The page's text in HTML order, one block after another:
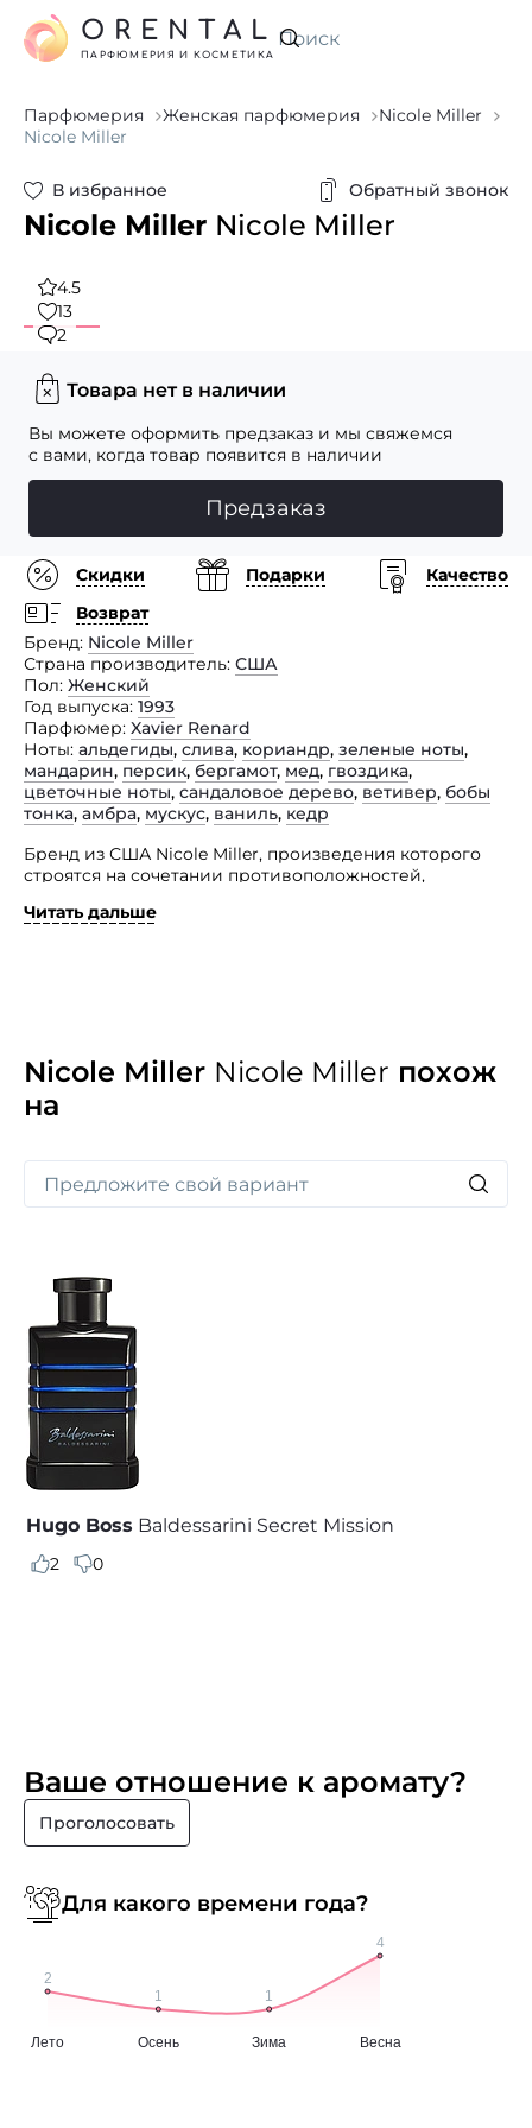
Искать
ORENTAL
ПАРФЮМЕРИЯ И КОСМЕТИКА
Парфюмерия Женская парфюмерия
Nicole Miller
Nicole Miller
В избранное Обратный звонок
Nicole Miller Nicole Miller
4.5
13
2
Товара нет в наличии
Вы можете оформить предзаказ и мы свяжемся
с вами, когда товар появится в наличии
Предзаказ
Скидки Подарки
Качество
Возврат
Бренд Nicole Miller
Страна производитель США
Пол Женский
Год выпуска 1993
Парфюмер Xavier Renard
Ноты альдегиды, слива, кориандр, зеленые ноты,
мандарин, персик, бергамот, мед, гвоздика,
цветочные ноты, сандаловое дерево, ветивер, бобы
тонка, амбра, мускус, ваниль, кедр
Бренд из США Nicole Miller, произведения которого
строятся на сочетании противоположностей,
представил парфюмерный дуэт с одноименным
соблазнительницам, которые точно знают, как
покорить сердце мужчины.
Читать дальше
Nicole Miller Nicole Miller похож
на
Hugo Boss Baldessarini Secret Mission
2 0
Ваше отношение к аромату?
Проголосовать
Для какого времени года?